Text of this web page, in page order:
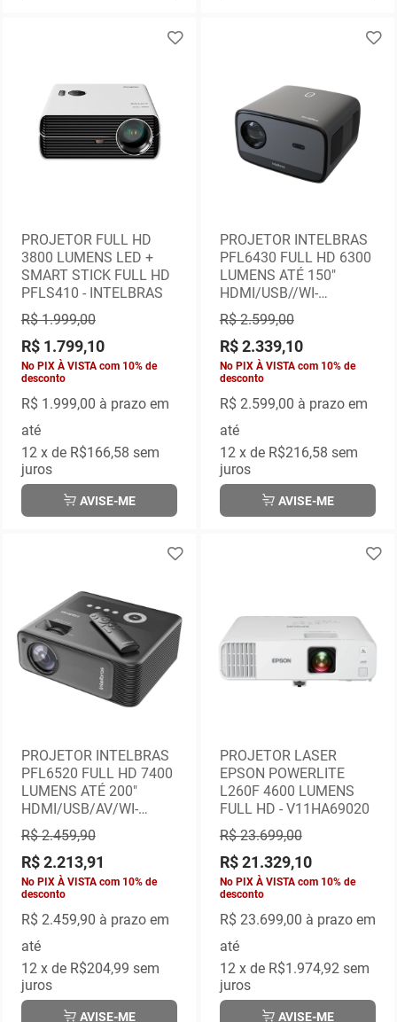
PROJETOR FULL HD
3800 LUMENS LED +
SMART STICK FULL HD
PFLS410 - INTELBRAS
R$ 1.999,00
R$ 1.799,10
No PIX À VISTA com 10% de
desconto
R$ 1.999,00 à prazo em
até
12 x de R$166,58 sem
juros
AVISE-ME
PROJETOR INTELBRAS
PFL6430 FULL HD 6300
LUMENS ATÉ 150"
HDMI/USB//WI-
FI/BLUETOOTH
R$ 2.599,00
R$ 2.339,10
No PIX À VISTA com 10% de
desconto
R$ 2.599,00 à prazo em
até
12 x de R$216,58 sem
juros
AVISE-ME
PROJETOR INTELBRAS
PFL6520 FULL HD 7400
LUMENS ATÉ 200"
HDMI/USB/AV/WI-
FI/BLUETOOTH
R$ 2.459,90
R$ 2.213,91
No PIX À VISTA com 10% de
desconto
R$ 2.459,90 à prazo em
até
12x de R$204,99 sem
juros
AVISE-ME
PROJETOR LASER
EPSON POWERLITE
L260F 4600 LUMENS
FULL HD - V11HA69020
R$ 23.699,00
R$ 21.329,10
No PIX À VISTA com 10% de
desconto
R$ 23.699,00 à prazo em
até
12x de R$1.974,92sem
juros
AVISE-ME